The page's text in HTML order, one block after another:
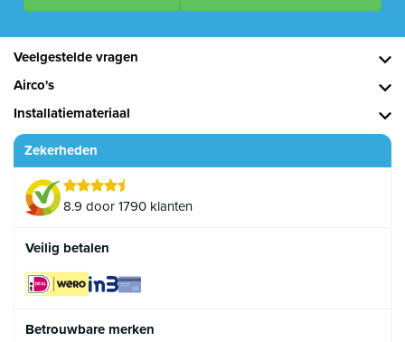
Veelgestelde vragen
Airco's
Installatiemateriaal
Zekerheden
8.9 door 1790 klanten
Veilig betalen
Betrouwbare merken